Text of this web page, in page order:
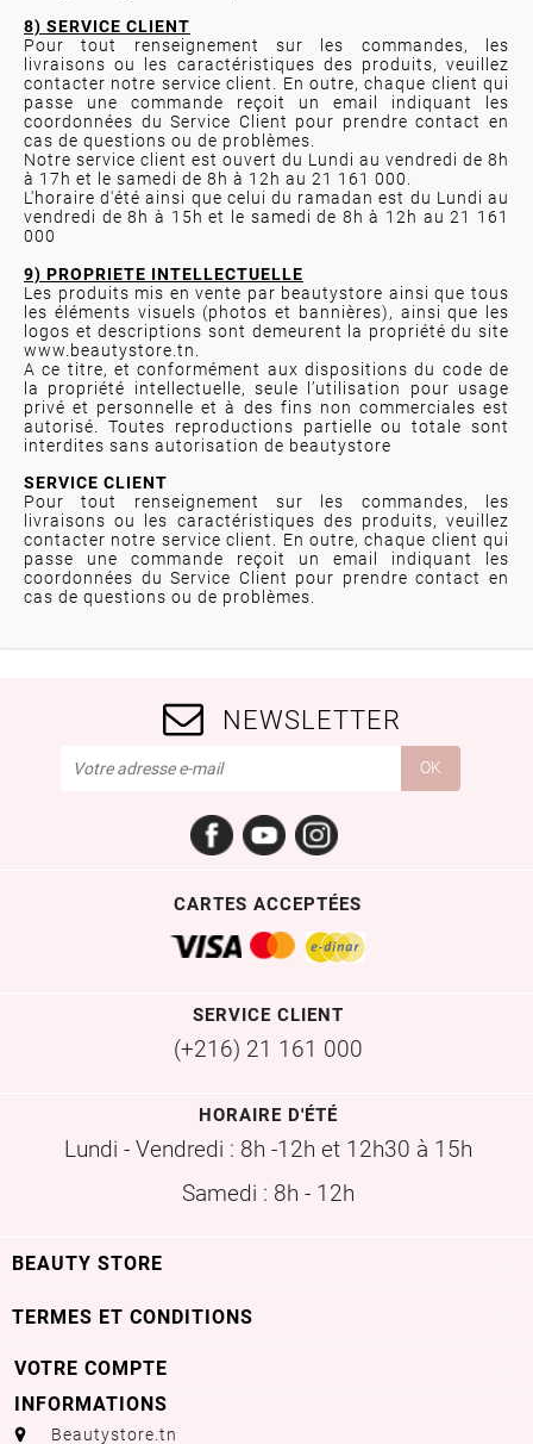
8) SERVICE CLIENT
Pour tout renseignement sur les commandes, les
livraisons ou les caractéristiques des produits, veuillez
contacter notre service client. En outre, chaque client qui
passe une commande reçoit un email indiquant les
coordonnées du Service Client pour prendre contact en
cas de questions ou de problèmes.
Notre service client est ouvert du Lundi au vendredi de 8h
à 17h et le samedi de 8h à 12h au 21 161 000.
L'horaire d'été ainsi que celui du ramadan est du Lundi au
vendredi de 8h à 15h et le samedi de 8h à 12h au 21 161
000
9) PROPRIETE INTELLECTUELLE
Les produits mis en vente par beautystore ainsi que tous
les éléments visuels (photos et bannières), ainsi que les
logos et descriptions sont demeurent la propriété du site
www.beautystore.tn.
A ce titre, et conformément aux dispositions du code de
la propriété intellectuelle, seule l’utilisation pour usage
privé et personnelle et à des fins non commerciales est
autorisé. Toutes reproductions partielle ou totale sont
interdites sans autorisation de beautystore
SERVICE CLIENT
Pour tout renseignement sur les commandes, les
livraisons ou les caractéristiques des produits, veuillez
contacter notre service client. En outre, chaque client qui
passe une commande reçoit un email indiquant les
coordonnées du Service Client pour prendre contact en
cas de questions ou de problèmes.
NEWSLETTER
FacebookYouTubeInstagram
CARTES ACCEPTÉES
SERVICE CLIENT
(+216) 21 161 000
HORAIRE D'ÉTÉ
Lundi - Vendredi : 8h -12h et 12h30 à 15h
Samedi : 8h - 12h
BEAUTY STORE
TERMES ET CONDITIONS
VOTRE COMPTE
INFORMATIONS
aaa Beautystore.tn